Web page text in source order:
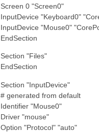
Screen 0 "Screen0"
InputDevice "Keyboard0"
InputDevice "Mouse0"
EndSection
Section "Files"
EndSection
Section "InputDevice"
# generated from default
Identifier "Mouse0"
Driver "mouse"
Option "Protocol" "auto"